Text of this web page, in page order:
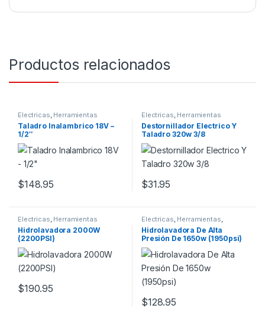
Productos relacionados
Electricas, Herramientas
Taladro Inalambrico 18V –
1/2″
$148.95
Electricas, Herramientas
Destornillador Electrico Y
Taladro 320w 3/8
$31.95
Electricas, Herramientas
Hidrolavadora 2000W
(2200PSI)
$190.95
Electricas, Herramientas,
Jardinero Para Jardín ,Por
Profesión
Hidrolavadora De Alta
Presión De 1650w (1950psi)
$128.95